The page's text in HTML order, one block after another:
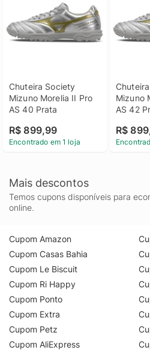
Chuteira Society
Mizuno Morelia II Pro
AS 40 Prata
R$ 899,99
Encontrado em 1 loja
Mizuno
AS 42
R$
Mais descontos
Temos cupons disponíveis para
online.
Cupom Amazon
Cupom Casas Bahia
Cupom Le Biscuit
Cupom Ri Happy
Cupom Ponto
Cupom Extra
Cupom Petz
Cupom AliExpress